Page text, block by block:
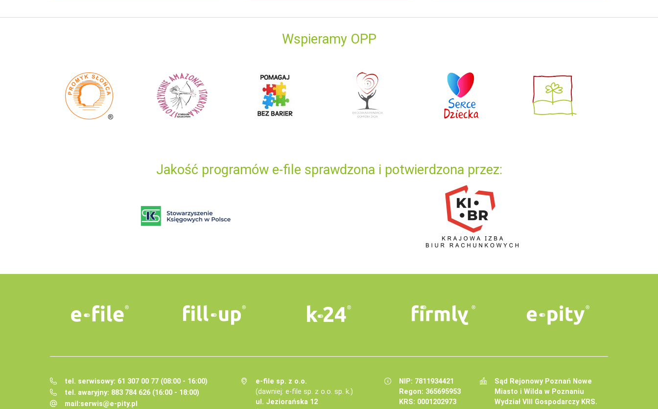
Wspieramy OPP
Jakość programów e-file sprawdzona i potwierdzona przez:
tel. serwisowy: 61 307 00 77 (08:00 - 16:00)
tel. awaryjny: 883 784 626 (16:00 - 18:00)
mail:serwis@e-pity.pl
e-file sp. z o.o.
(dawniej: e-file sp. z o.o. sp. k.)
ul. Jeziorańska 12
NIP: 7811934421
Regon: 365695953
KRS: 0001202973
Sąd Rejonowy Poznań Nowe
Miasto i Wilda w Poznaniu
Wydział VIII Gospodarczy KRS.